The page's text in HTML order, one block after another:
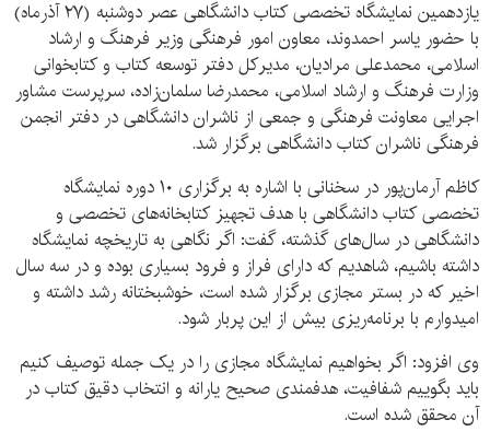
یازدهمین نمایشگاه تخصصی کتاب دانشگاهی عصر دوشنبه (۲۷ آذرماه)
با حضور یاسر احمدوند، معاون امور فرهنگی وزیر فرهنگ و ارشاد
اسلامی، محمدعلی مرادیان، مدیرکل دفتر توسعه کتاب و کتابخوانی
وزارت فرهنگ و ارشاد اسلامی، محمدرضا سلمان‌زاده، سرپرست مشاور
اجرایی معاونت فرهنگی و جمعی از ناشران دانشگاهی در دفتر انجمن
فرهنگی ناشران کتاب دانشگاهی برگزار شد.
کاظم آرمان‌پور در سخنانی با اشاره به برگزاری ۱۰ دوره نمایشگاه
تخصصی کتاب دانشگاهی با هدف تجهیز کتابخانه‌های تخصصی و
دانشگاهی در سال‌های گذشته، گفت: اگر نگاهی به تاریخچه نمایشگاه
داشته باشیم، شاهدیم که دارای فراز و فرود بسیاری بوده و در سه سال
اخیر که در بستر مجازی برگزار شده است، خوشبختانه رشد داشته و
امیدوارم با برنامه‌ریزی بیش از این پربار شود.
وی افزود: اگر بخواهیم نمایشگاه مجازی را در یک جمله توصیف کنیم
باید بگوییم شفافیت، هدفمندی صحیح یارانه و انتخاب دقیق کتاب در
آن محقق شده است.